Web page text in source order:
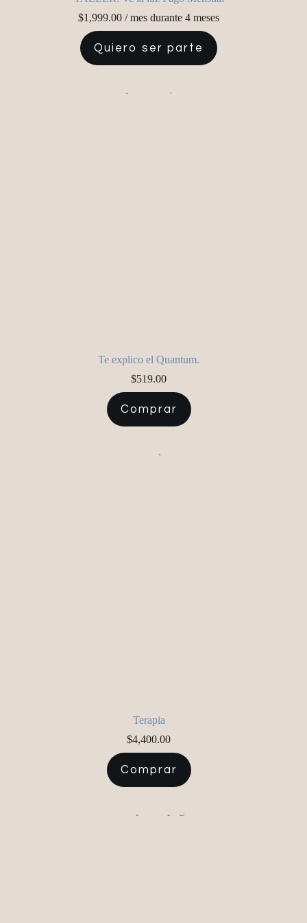
$1,999.00 / mes durante 4 meses
Quiero ser parte
Te explico el Quantum.
$519.00
Comprar
Terapia
$4,400.00
Comprar